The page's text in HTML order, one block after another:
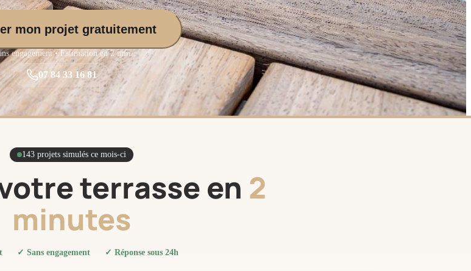
mon projet gratuitement
engagement • Estimation en 2 min
07 84 33 16 81
143 projets simulés ce mois-ci
terrasse en 2
minutes
✓ Sans engagement ✓ Réponse sous 24h